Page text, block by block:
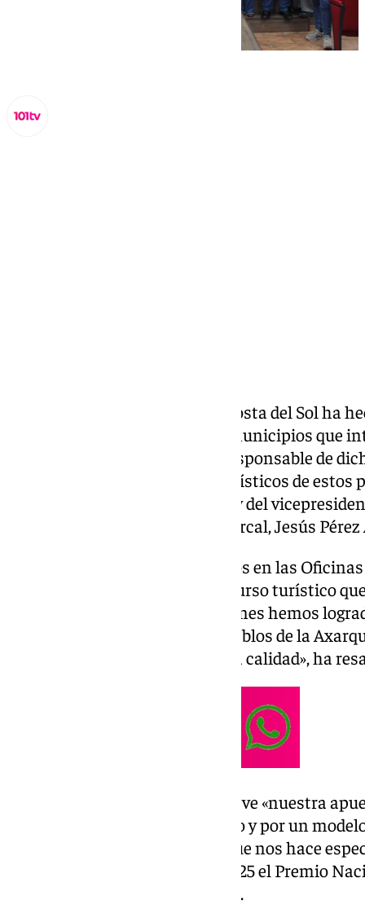
La Mancomunidad Axarquía-Costa del Sol ha
a los municipios que
de la comarca malagueña. El responsable de
información de los recursos turísticos de estos
presidente, Jorge Martin Pérez y del
Turismo de la institución comarcal, Jesús
«Los distintivos podrán ponerlos en las
Información o en cualquier recurso turístico
las rutas. Con estas certificaciones hemos
de los 31 pueblos de la
imagen del destino basada en la calidad», ha
Pérez Atencia ha puesto de relieve «nuestra
por el respeto a nuestro entorno y por un
vez que avanzamos, cuidar lo que nos hace
servido para obtener en este 2025 el Premio
certificación de nuestras rutas».